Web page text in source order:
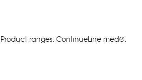
Product ranges, ContinueLine med®,